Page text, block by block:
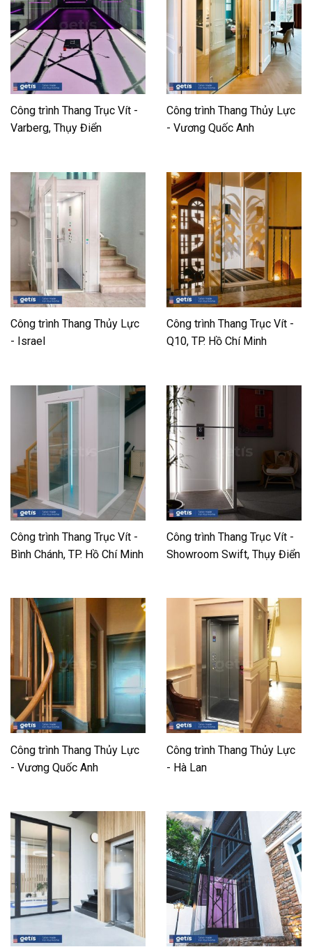
Công trình Thang Trục Vít -
Varberg, Thụy Điển
Công trình Thang Thủy Lực
- Vương Quốc Anh
Công trình Thang Thủy Lực
- Israel
Công trình Thang Trục Vít -
Q10, TP. Hồ Chí Minh
Công trình Thang Trục Vít -
Bình Chánh, TP. Hồ Chí Minh
Công trình Thang Trục Vít -
Showroom Swift, Thụy Điển
Công trình Thang Thủy Lực
- Vương Quốc Anh
Công trình Thang Thủy Lực
- Hà Lan